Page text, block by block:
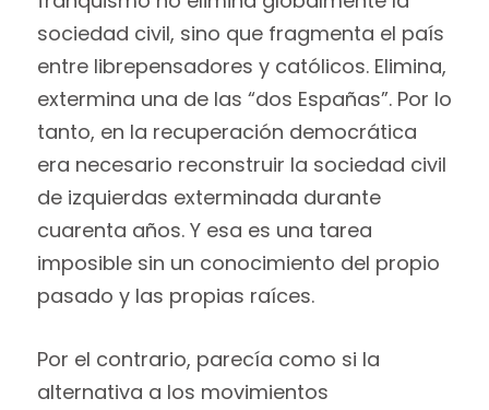
sociedad civil, sino que fragmenta el país
entre librepensadores y católicos. Elimina,
extermina una de las “dos Españas”. Por lo
tanto, en la recuperación democrática
era necesario reconstruir la sociedad civil
de izquierdas exterminada durante
cuarenta años. Y esa es una tarea
imposible sin un conocimiento del propio
pasado y las propias raíces.
Por el contrario, parecía como si la
alternativa a los movimientos